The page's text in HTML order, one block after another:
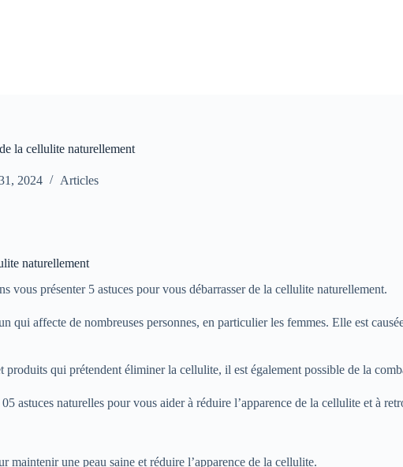
la cellulite naturellement
2024 Articles
naturellement
vous présenter 5 astuces pour vous débarrasser de la cellulite naturellement.
qui affecte de nombreuses personnes, en particulier les femmes. Elle est
qui prétendent éliminer la cellulite, il est également possible de la
astuces naturelles pour vous aider à réduire l’apparence de la cellulite et à
maintenir une peau saine et réduire l’apparence de la cellulite.